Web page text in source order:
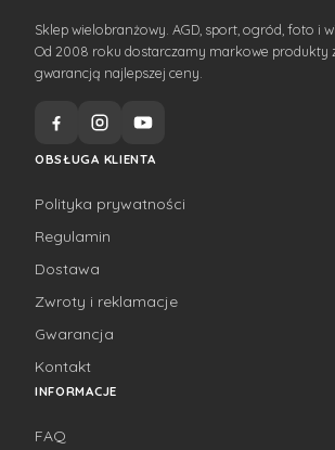
Sklep wielobranżowy. AGD, sport, ogród, foto i
Od 2008 roku dostarczamy markowe produkty
gwarancją najlepszej ceny.
OBSŁUGA KLIENTA
Polityka prywatności
Regulamin
Dostawa
Zwroty i reklamacje
Gwarancja
Kontakt
INFORMACJE
FAQ